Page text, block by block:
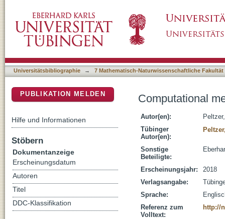
Universitätsbibliographie → 7 Mathematisch-Naturwissenschaftliche Fakultät
Computational
Autor(en):
Tübinger
Autor(en):
Sonstige
Beteiligte:
Erscheinungsjahr:
2018
Verlagsangabe:
Sprache:
Referenz zum
Volltext:
http://
PUBLIKATION MELDEN
Hilfe und Informationen
Stöbern
Dokumentanzeige
Erscheinungsdatum
Autoren
Titel
DDC-Klassifikation